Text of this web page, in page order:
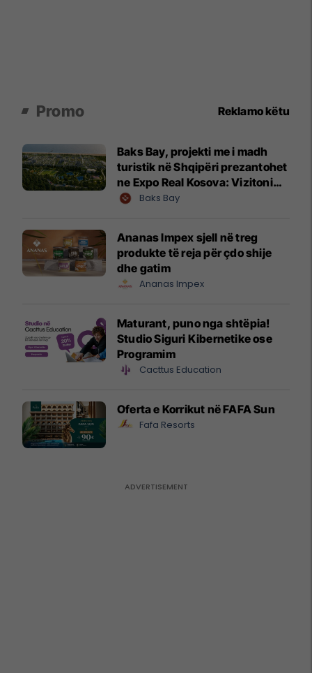
Promo Reklamo këtu
Baks Bay, projekti me i madh
turistik në Shqipëri prezantohet
ne Expo Real Kosova: Vizitoni
shtandin dhe zbuloni
Baks Bay
Ananas Impex sjell në treg
produkte të reja për çdo shije
dhe gatim
Ananas Impex
Maturant, puno nga shtëpia!
Studio Siguri Kibernetike ose
Programim
Cacttus Education
Oferta e Korrikut në FAFA Sun
Fafa Resorts